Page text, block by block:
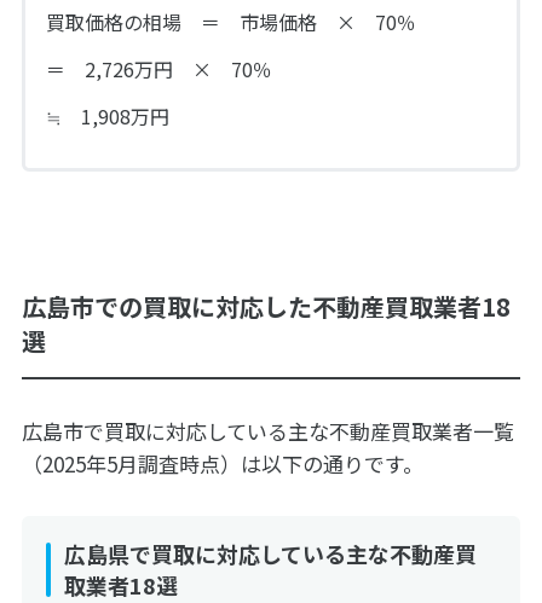
買取価格の相場 ＝ 市場価格 × 70％
＝ 2,726万円 × 70％
≒ 1,908万円
広島市での買取に対応した不動産買取業者18
選
広島市で買取に対応している主な不動産買取業者一覧
（2025年5月調査時点）は以下の通りです。
広島県で買取に対応している主な不動産買
取業者18選